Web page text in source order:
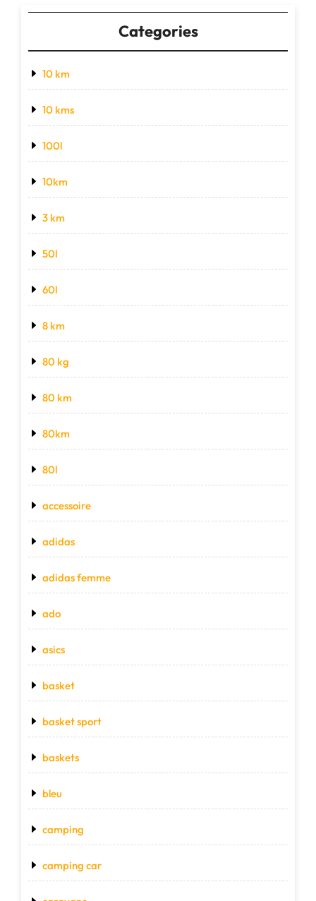
Categories
10 km
10 kms
100l
10km
3 km
50l
60l
8 km
80 kg
80 km
80km
80l
accessoire
adidas
adidas femme
ado
asics
basket
basket sport
baskets
bleu
camping
camping car